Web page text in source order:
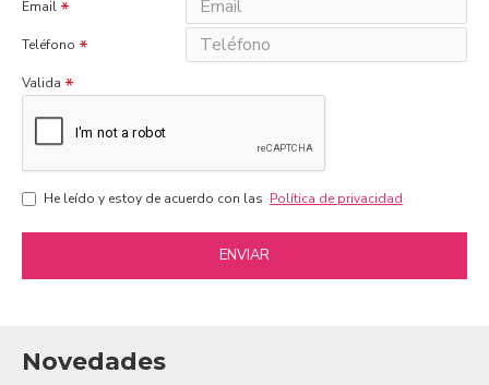
Email
Teléfono
Valida
He leído y estoy de acuerdo con las Política de privacidad
ENVIAR
Novedades